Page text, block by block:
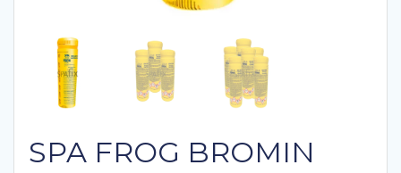
SPA FROG BROMIN